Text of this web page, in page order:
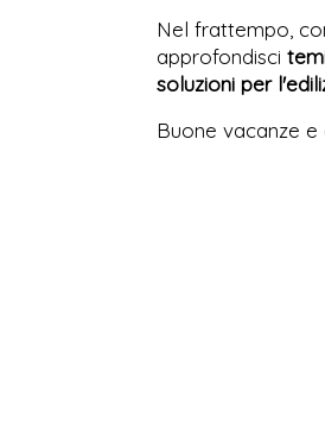
Nel frattempo,
approfondisci
soluzioni per
Buone vacanze e